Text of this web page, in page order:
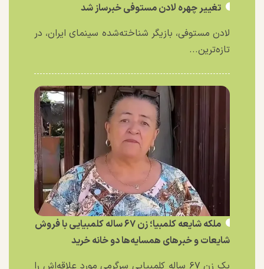
تغییر چهره لادن مستوفی خبرساز شد
لادن مستوفی، بازیگر شناخته‌شده سینمای ایران، در
تازه‌ترین...
ملکه شایعه کلمبیا؛ زن ۶۷ ساله کلمبیایی با فروش
شایعات و خبر‌های همسایه‌ها دو خانه خرید
یک زن ۶۷ ساله کلمبیایی سرگرمی مورد علاقه‌اش را